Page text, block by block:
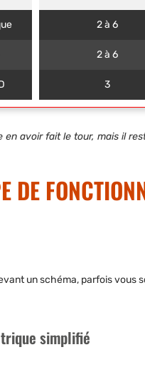
2 à 6
2 à 6
3
en avoir fait le tour, mais il
DE
un schéma, parfois vous
simplifié